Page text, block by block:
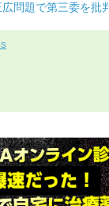
問題で第三委を批